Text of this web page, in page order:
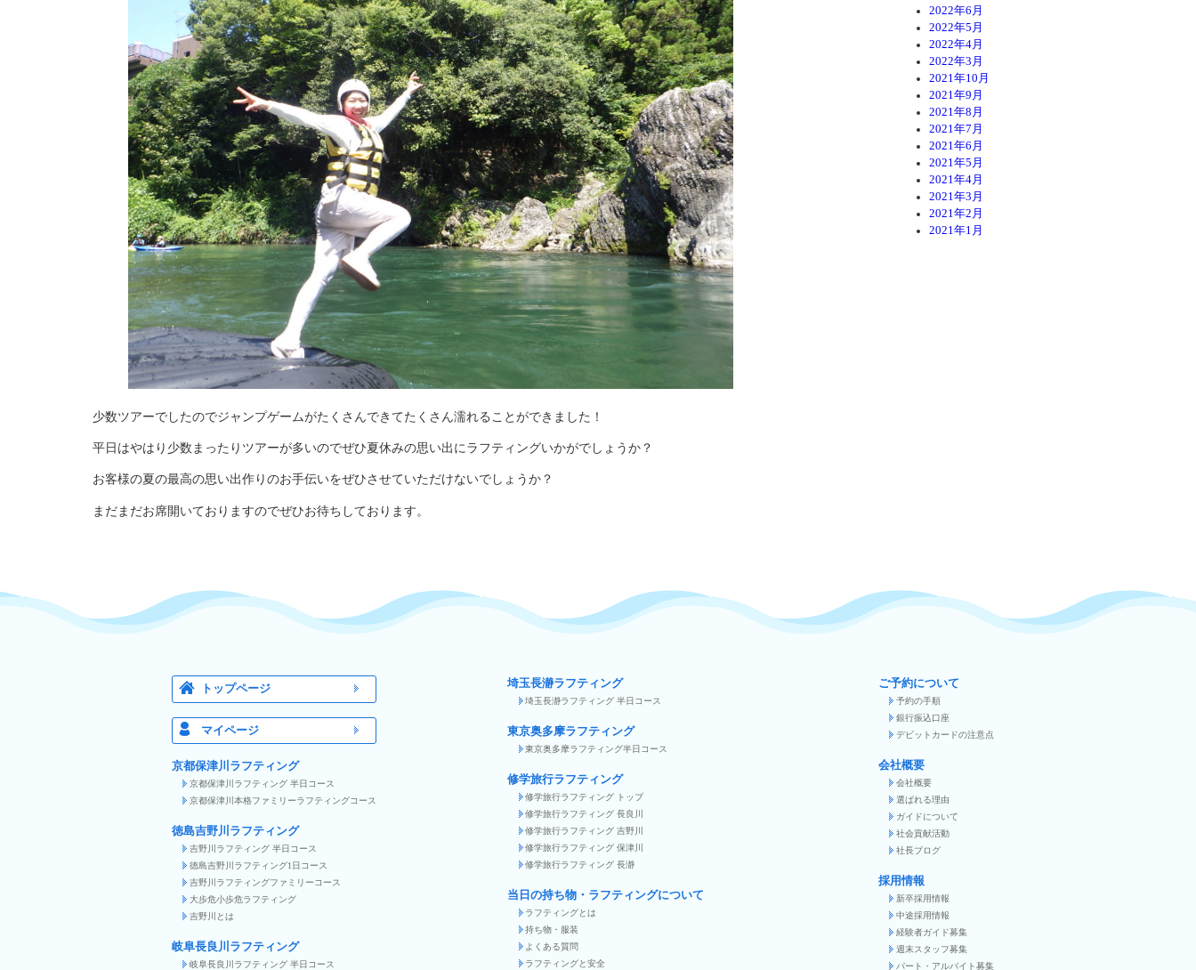
少数ツアーでしたのでジャンプゲームがたくさんできてたくさん濡れることができました！
平日はやはり少数まったりツアーが多いのでぜひ夏休みの思い出にラフティングいかがでしょうか？
お客様の夏の最高の思い出作りのお手伝いをぜひさせていただけないでしょうか？
まだまだお席開いておりますのでぜひお待ちしております。
2022年6月
2022年5月
2022年4月
2022年3月
2021年10月
2021年9月
2021年8月
2021年7月
2021年6月
2021年5月
2021年4月
2021年3月
2021年2月
2021年1月
トップページ
マイページ
京都保津川ラフティング
京都保津川ラフティング 半日コース
京都保津川本格ファミリーラフティングコース
徳島吉野川ラフティング
吉野川ラフティング 半日コース
徳島吉野川ラフティング1日コース
吉野川ラフティングファミリーコース
大歩危小歩危ラフティング
吉野川とは
岐阜長良川ラフティング
岐阜長良川ラフティング 半日コース
埼玉長瀞ラフティング
埼玉長瀞ラフティング 半日コース
東京奥多摩ラフティング
東京奥多摩ラフティング半日コース
修学旅行ラフティング
修学旅行ラフティング トップ
修学旅行ラフティング 長良川
修学旅行ラフティング 吉野川
修学旅行ラフティング 保津川
修学旅行ラフティング 長瀞
当日の持ち物・ラフティングについて
ラフティングとは
持ち物・服装
よくある質問
ラフティングと安全
ご予約について
予約の手順
銀行振込口座
デビットカードの注意点
会社概要
会社概要
選ばれる理由
ガイドについて
社会貢献活動
社長ブログ
採用情報
新卒採用情報
中途採用情報
経験者ガイド募集
週末スタッフ募集
パート・アルバイト募集